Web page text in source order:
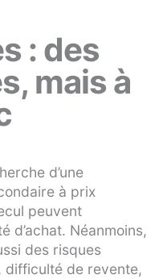
: des
mais à
d’une
à prix
peuvent
d’achat. Néanmoins,
des risques
difficulté de revente,